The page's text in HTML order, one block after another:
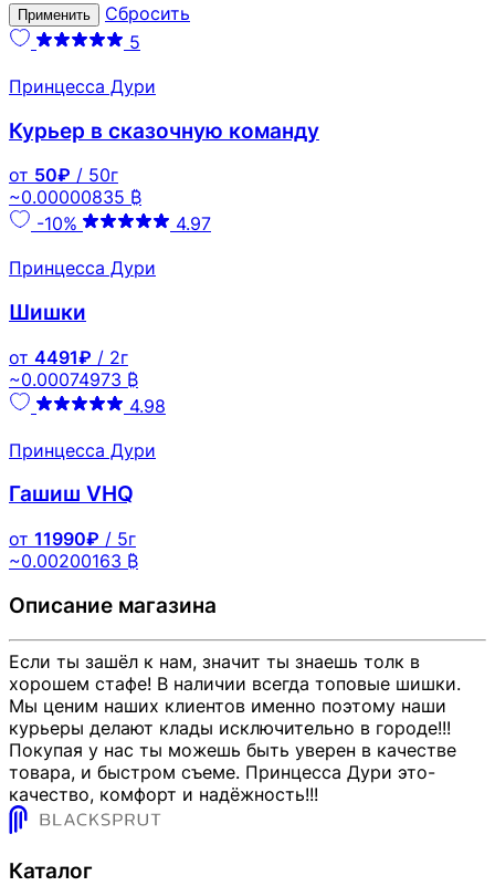
Применить
Сбросить
5
Принцесса Дури
Курьер в сказочную команду
от 50₽ / 50г
~0.00000835 ₿
-10%
4.97
Принцесса Дури
Шишки
от 4491₽ / 2г
~0.00074973 ₿
4.98
Принцесса Дури
Гашиш VHQ
от 11990₽ / 5г
~0.00200163 ₿
Описание магазина
Если ты зашёл к нам, значит ты знаешь толк в
хорошем стафе! В наличии всегда топовые шишки.
Мы ценим наших клиентов именно поэтому наши
курьеры делают клады исключительно в городе!!!
Покупая у нас ты можешь быть уверен в качестве
товара, и быстром съеме. Принцесса Дури это-
качество, комфорт и надёжность!!!
Каталог